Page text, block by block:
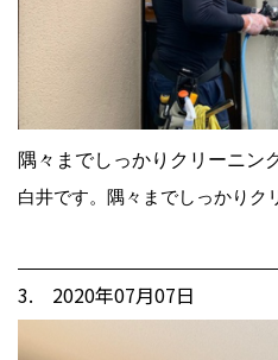
隅々までしっかりクリーニン
白井です。隅々までしっかりク
3. 2020年07月07日